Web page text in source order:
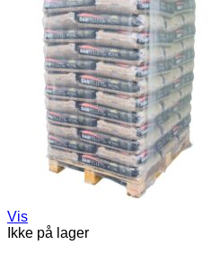
Vis
Ikke på lager